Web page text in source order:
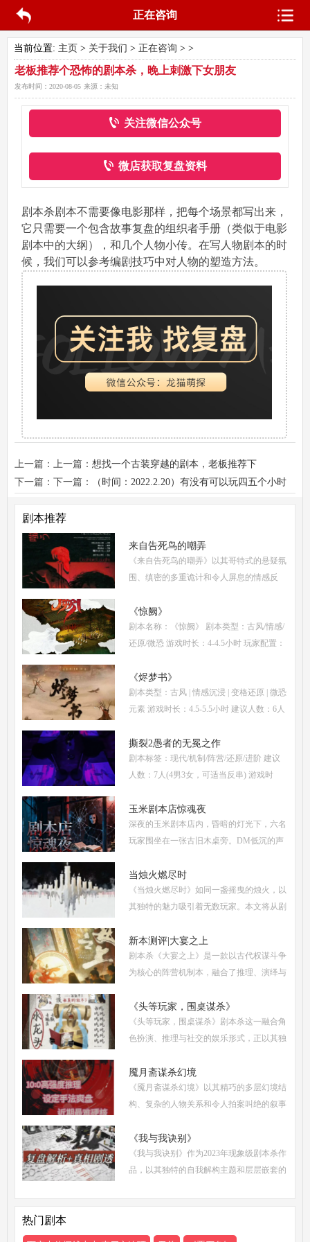
正在咨询
当前位置: 主页 > 关于我们 > 正在咨询 > >
老板推荐个恐怖的剧本杀，晚上刺激下女朋友
发布时间： 2020-08-05 来源： 未知
关注微信公众号
微店获取复盘资料
剧本杀剧本不需要像电影那样，把每个场景都写出来，
它只需要一个包含故事复盘的组织者手册（类似于电影
剧本中的大纲），和几个人物小传。在写人物剧本的时
候，我们可以参考编剧技巧中对人物的塑造方法。
上一篇：上一篇： 想找一个古装穿越的剧本，老板推荐下
下一篇：下一篇：
（时间：2022.2.20）有没有可以玩四五个小时
剧本推荐
来自告死鸟的嘲弄
《来自告死鸟的嘲弄》以其哥特式的悬疑氛
围、缜密的多重诡计和令人屏息的情感反
单。本指南将从线索流程梳理、角色任务解
析、核心诡计拆
《惊阙》
剧本名称：《惊阙》 剧本类型：古风/情感/
还原/微恐 游戏时长：4-4.5小时 玩家配置：
杀部分体验测评内容，复盘答案仅需2步：
(1)关注微信公
《烬梦书》
剧本类型：古风 | 情感沉浸 | 变格还原 | 微恐
元素 游戏时长：4.5-5.5小时 建议人数：6人
喜爱古风故事、情感细腻、偏好剧情还原的
玩家 《烬梦
撕裂2愚者的无冕之作
剧本标签：现代/机制/阵营/还原/进阶 建议
人数：7人(4男3女，可适当反串) 游戏时
感还原为辅 《撕裂2愚者的无冕之作》玩家
点评关键词： 机制
玉米剧本店惊魂夜
深夜的玉米剧本店内，昏暗的灯光下，六名
玩家围坐在一张古旧木桌旁。DM低沉的声
你们将共同经历一场永生难忘的惊魂夜...随
着剧本展开，
当烛火燃尽时
《当烛火燃尽时》如同一盏摇曳的烛火，以
其独特的魅力吸引着无数玩家。本文将从剧
和玩家点评五大关键要素出发，全面解析这
部令人着迷
新本测评|大宴之上
剧本杀《大宴之上》是一款以古代权谋斗争
为核心的阵营机制本，融合了推理、演绎与
是新手还是老玩家，都能在这场充满诡谲风
云的宴会中
《头等玩家，围桌谋杀》
《头等玩家，围桌谋杀》剧本杀这一融合角
色扮演、推理与社交的娱乐形式，正以其独
现代人。然而，从新手到头等玩家的蜕变，
需要掌握一
魇月斋谋杀幻境
《魇月斋谋杀幻境》以其精巧的多层幻境结
构、复杂的人物关系和令人拍案叫绝的叙事
本文将带你深入这个光怪陆离的幻境世界，
从类型定位
《我与我诀别》
《我与我诀别》作为2023年现象级剧本杀作
品，以其独特的自我解构主题和层层嵌套的
热门剧本